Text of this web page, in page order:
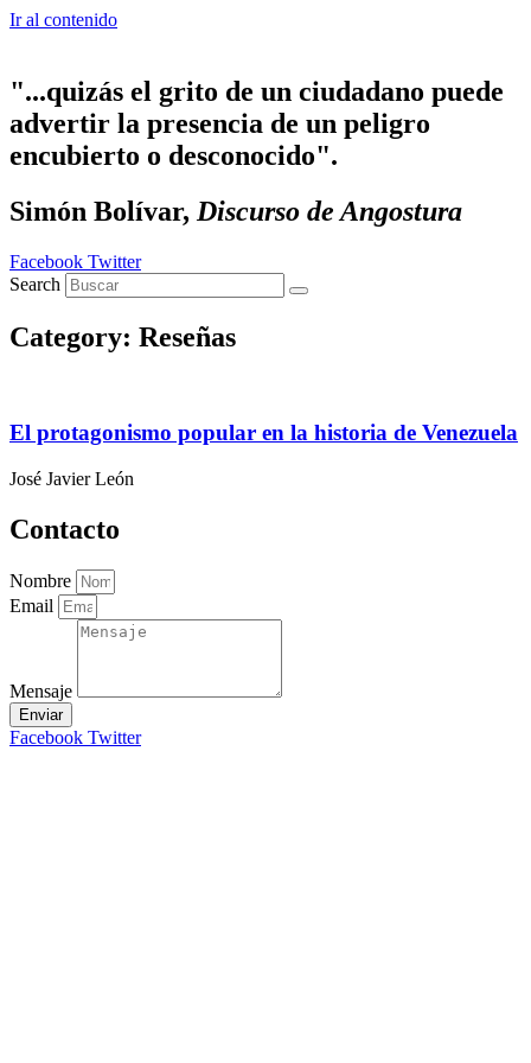
Ir al contenido
"...quizás el grito de un ciudadano puede
advertir la presencia de un peligro
encubierto o desconocido".
Simón Bolívar, Discurso de Angostura
Facebook Twitter
Search
Category: Reseñas
El protagonismo popular en la historia de Venezuela
José Javier León
Contacto
Nombre
Email
Mensaje
Enviar
Facebook Twitter